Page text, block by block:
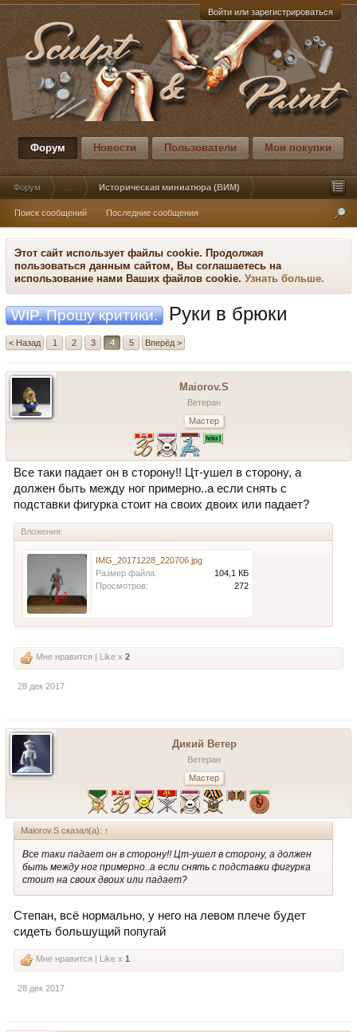
Войти или зарегистрироваться
Форум Новости Пользователи Мои покупки
Форум Историческая миниатюра (ВИМ)
Поиск сообщений Последние сообщения
Этот сайт использует файлы cookie. Продолжая
пользоваться данным сайтом, Вы соглашаетесь на
использование нами Ваших файлов cookie. Узнать больше.
WIP. Прошу критики. Руки в брюки
< Назад 1 2 3 4 5 Вперёд >
Maiorov.S
Ветеран
Мастер
Все таки падает он в сторону!! Цт-ушел в сторону, а
должен быть между ног примерно..а если снять с
подставки фигурка стоит на своих двоих или падает?
Вложения:
IMG_20171228_220706.jpg
Размер файла:
104,1 КБ
Просмотров:
272
Мне нравится | Like x 2
28 дек 2017
Дикий Ветер
Ветеран
Мастер
Maiorov.S сказал(а): ↑
Все таки падает он в сторону!! Цт-ушел в сторону, а должен
быть между ног примерно..а если снять с подставки фигурка
стоит на своих двоих или падает?
Степан, всё нормально, у него на левом плече будет
сидеть большущий попугай
Мне нравится | Like x 1
28 дек 2017